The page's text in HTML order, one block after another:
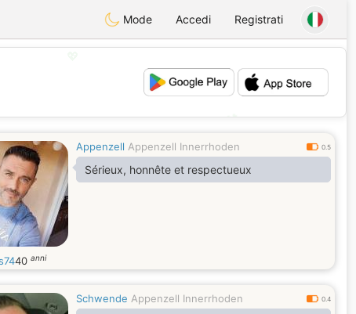
Mode Accedi Registrati
Appenzell Appenzell Innerrhoden 0.5
Sérieux, honnête et respectueux
40 anni
Schwende Appenzell Innerrhoden 0.4